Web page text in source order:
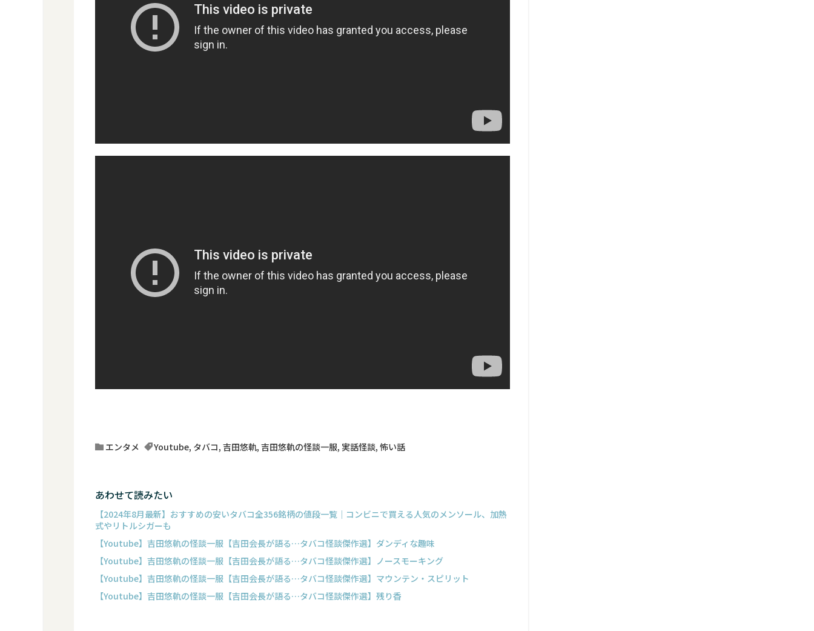
エンタメ Youtube, タバコ, 吉田悠軌, 吉田悠軌の怪談一服, 実話怪談, 怖い話
あわせて読みたい
【2024年8月最新】おすすめの安いタバコ全356銘柄の値段一覧｜コンビニで買える人気のメンソール、加熱
式やリトルシガーも
【Youtube】吉田悠軌の怪談一服【吉田会長が語る…タバコ怪談傑作選】ダンディな趣味
【Youtube】吉田悠軌の怪談一服【吉田会長が語る…タバコ怪談傑作選】ノースモーキング
【Youtube】吉田悠軌の怪談一服【吉田会長が語る…タバコ怪談傑作選】マウンテン・スピリット
【Youtube】吉田悠軌の怪談一服【吉田会長が語る…タバコ怪談傑作選】残り香